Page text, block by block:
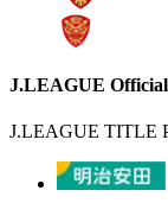
J.LEAGUE
J.LEAGUE TITLE